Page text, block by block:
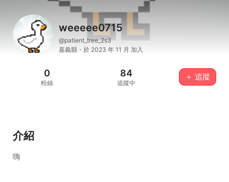
weeeee0715
@patient_tree_2s3
嘉義縣・於 2023 年 11 月 加入
0
粉絲
84
追蹤中
＋ 追蹤
介紹
嗨